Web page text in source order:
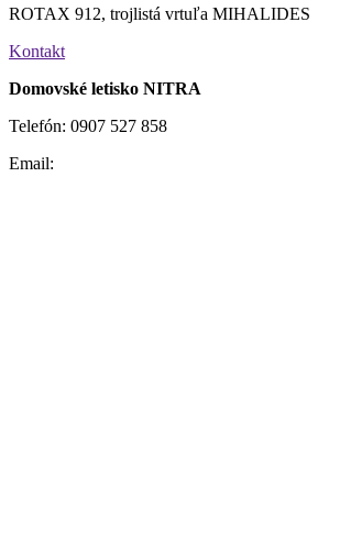
ROTAX 912, trojlistá vrtuľa MIHALIDES
Kontakt
Domovské letisko NITRA
Telefón: 0907 527 858
Email: